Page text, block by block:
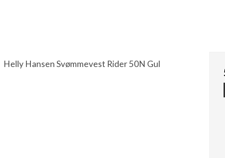
Helly Hansen Svømmevest Rider 50N Gul